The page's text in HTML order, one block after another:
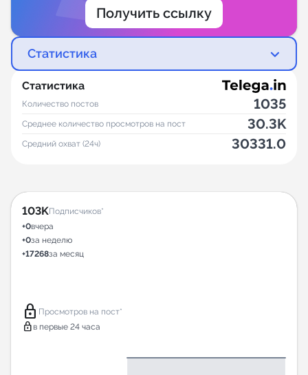
Получить ссылку
Статистика
Статистика
Количество постов 1035
Среднее количество просмотров на пост 30.3K
Средний охват (24ч) 30331.0
103KПодписчиков*
+0вчера
+0за неделю
+17268за месяц
lock Просмотров на пост*
lock в первые 24 часа